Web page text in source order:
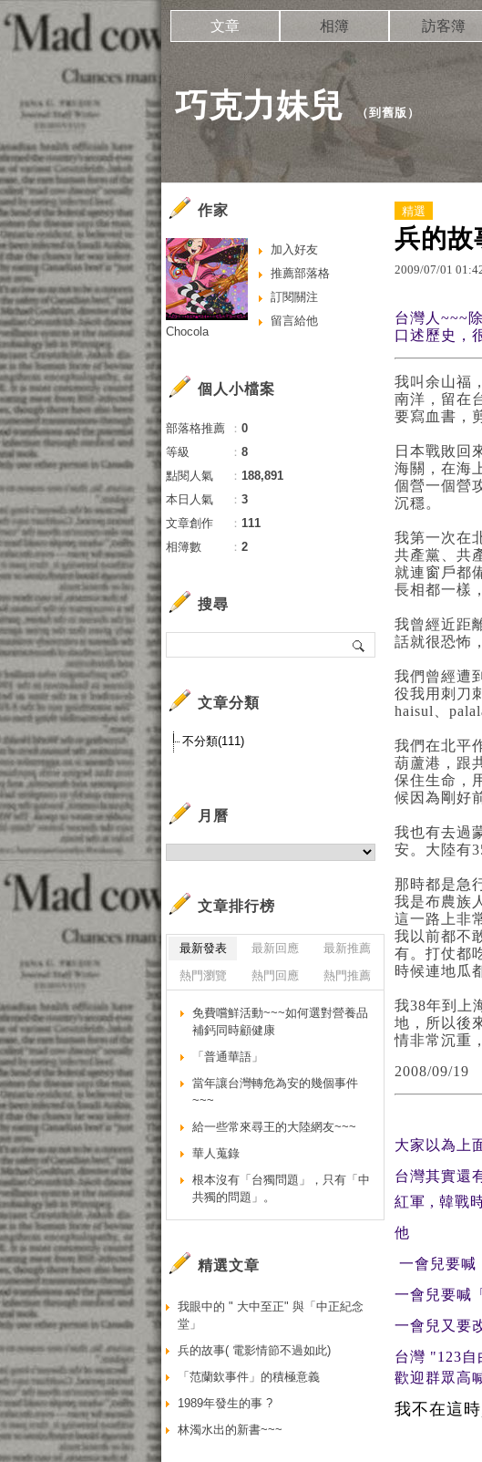
巧克力妹兒 （到舊版 ）
文章 相簿 訪客簿
精選
兵的故
2009/07/01 01:
台灣人~~~
口述歷史，
我叫余山福
南洋，留在
要寫血書，
日本戰敗回
海關，在海
個營一個營
沉穩。
我第一次在
共產黨、共
就連窗戶都
長相都一樣
我曾經近距
話就很恐怖
我們曾經遭
役我用刺刀
haisul、
我們在北平
葫蘆港，跟
保住生命，
候因為剛好
我也有去過
安。大陸有
那時都是急
我是布農族
這一路上非
我以前都不
有。打仗都
時候連地瓜
我38年到上
地，所以後
情非常沉重
2008/09/19
大家以為上
台灣其實還
紅軍 , 韓戰
他
一會兒要喊
一會兒要喊
一會兒又要
台灣 "123
歡迎群眾高
我不在這
作家
加入好友
推薦部落格
訂閱關注
留言給他
Chocola
個人小檔案
部落格推薦 ： 0
等級
： 8
點閱人氣
： 188,891
本日人氣
： 3
文章創作
： 111
相簿數
： 2
搜尋
文章分類
不分類(111)
月曆
文章排行榜
最新發表 最新回應
最新推薦
熱門瀏覽
熱門回應 熱門推薦
免費嚐鮮活動~~~如何選對營養品
補鈣同時顧健康
「普通華語」
當年讓台灣轉危為安的幾個事件
~~~
給一些常來尋王的大陸網友~~~
華人蒐錄
根本沒有「台獨問題」，只有「中
共獨的問題」。
精選文章
我眼中的 " 大中至正" 與「中正紀念
堂」
兵的故事( 電影情節不過如此)
「范蘭欽事件」的積極意義
1989年發生的事 ?
林濁水出的新書~~~